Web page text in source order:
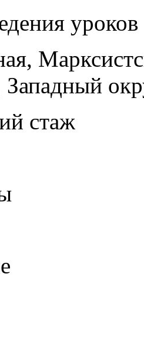
уроков
стаж